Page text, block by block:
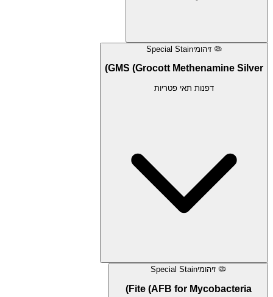
🦠 זיהומיSpecial Stain
GMS (Grocott Methenamine Silver)
דפנות תאי פטריות
🦠 זיהומיSpecial Stain
Fite (AFB for Mycobacteria)